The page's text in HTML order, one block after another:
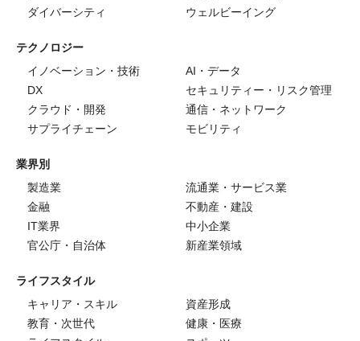
ダイバーシティ
ウェルビーイング
テクノロジー
イノベーション・技術
AI・データ
DX
セキュリティー・リスク管理
クラウド・開発
通信・ネットワーク
サプライチェーン
モビリティ
業界別
製造業
流通業・サービス業
金融
不動産・建設
IT業界
中小企業
官公庁・自治体
新産業領域
ライフスタイル
キャリア・スキル
資産形成
教育・次世代
健康・医療